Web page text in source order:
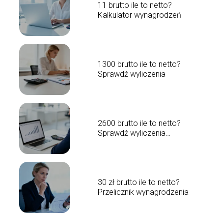
11 brutto ile to netto?
Kalkulator wynagrodzeń
1300 brutto ile to netto?
Sprawdź wyliczenia
2600 brutto ile to netto?
Sprawdź wyliczenia
30 zł brutto ile to netto?
Przelicznik wynagrodzenia